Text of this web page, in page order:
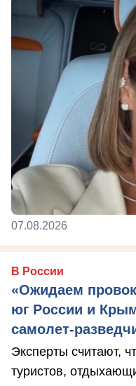
07.08.2026
В России
«Ожидаем
юг России и
самолет-
Эксперты считают,
туристов,